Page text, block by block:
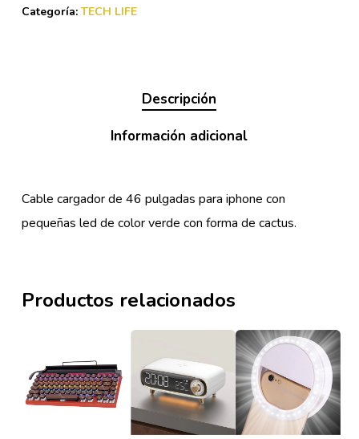
Categoría: TECH LIFE
Descripción
Información adicional
Cable cargador de 46 pulgadas para iphone con
pequeñas led de color verde con forma de cactus.
Productos relacionados